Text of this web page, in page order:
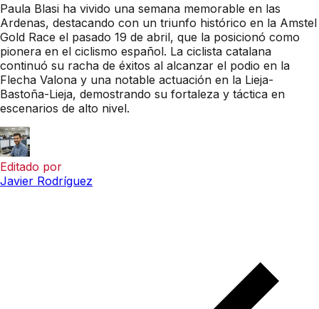
Paula Blasi ha vivido una semana memorable en las
Ardenas, destacando con un triunfo histórico en la Amstel
Gold Race el pasado 19 de abril, que la posicionó como
pionera en el ciclismo español. La ciclista catalana
continuó su racha de éxitos al alcanzar el podio en la
Flecha Valona y una notable actuación en la Lieja-
Bastoña-Lieja, demostrando su fortaleza y táctica en
escenarios de alto nivel.
Editado por
Javier Rodríguez